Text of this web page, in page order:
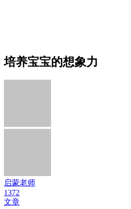
培养宝宝的想象力
启蒙老师
1372
文章